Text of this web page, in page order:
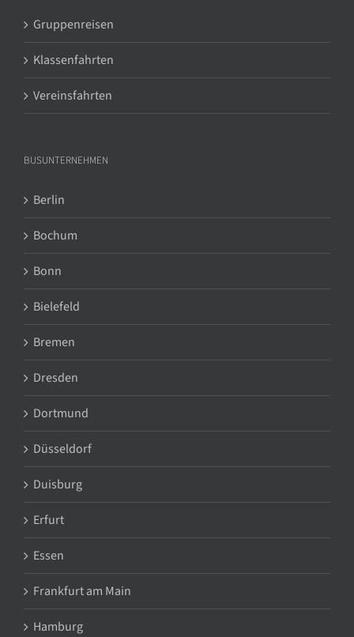
Gruppenreisen
Klassenfahrten
Vereinsfahrten
BUSUNTERNEHMEN
Berlin
Bochum
Bonn
Bielefeld
Bremen
Dresden
Dortmund
Düsseldorf
Duisburg
Erfurt
Essen
Frankfurt am Main
Hamburg